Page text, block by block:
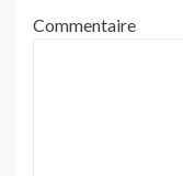
Commentaire